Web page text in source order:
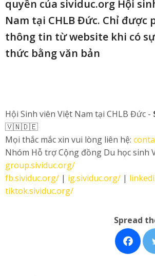
quyền của sividuc.org Hội
Nam tại CHLB Đức. Chỉ được
thông tin từ website khi có
thức bằng văn bản
Hội Sinh viên Việt Nam tại CHLB Đức
🇻🇳🇩🇪
Mọi thắc mắc xin vui lòng liên hệ:
Nhóm Hỗ trợ Cộng đồng Du học sinh
group.sividuc.org/
fb.sividuc.org/ | ig.sividuc.org/ |
tiktok.sividuc.org/
Spread